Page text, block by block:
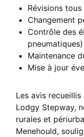
Révisions
Changement
Contrôle des
pneumatiques)
Maintenance
Mise à jour
Les avis
Lodgy Stepway,
rurales et
Menehould,